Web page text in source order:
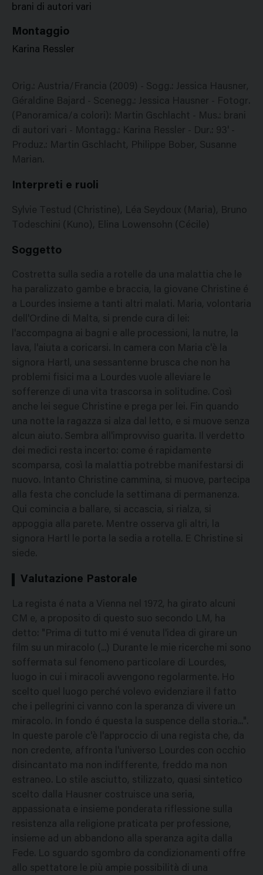
brani di autori vari
Montaggio
Karina Ressler
Orig.: Austria/Francia (2009) - Sogg.: Jessica Hausner,
Géraldine Bajard - Scenegg.: Jessica Hausner - Fotogr.
(Panoramica/a colori): Martin Gschlacht - Mus.: brani
di autori vari - Montagg.: Karina Ressler - Dur.: 93' -
Produz.: Martin Gschlacht, Philippe Bober, Susanne
Marian.
Interpreti e ruoli
Sylvie Testud (Christine), Léa Seydoux (Maria), Bruno
Todeschini (Kuno), Elina Lowensohn (Cécile)
Soggetto
Costretta sulla sedia a rotelle da una malattia che le
ha paralizzato gambe e braccia, la giovane Christine é
a Lourdes insieme a tanti altri malati. Maria, volontaria
dell'Ordine di Malta, si prende cura di lei:
l'accompagna ai bagni e alle processioni, la nutre, la
lava, l'aiuta a coricarsi. In camera con Maria c'è la
signora Hartl, una sessantenne brusca che non ha
problemi fisici ma a Lourdes vuole alleviare le
sofferenze di una vita trascorsa in solitudine. Così
anche lei segue Christine e prega per lei. Fin quando
una notte la ragazza si alza dal letto, e si muove senza
alcun aiuto. Sembra all'improvviso guarita. Il verdetto
dei medici resta incerto: come é rapidamente
scomparsa, così la malattia potrebbe manifestarsi di
nuovo. Intanto Christine cammina, si muove, partecipa
alla festa che conclude la settimana di permanenza.
Qui comincia a ballare, si accascia, si rialza, si
appoggia alla parete. Mentre osserva gli altri, la
signora Hartl le porta la sedia a rotella. E Christine si
siede.
Valutazione Pastorale
La regista é nata a Vienna nel 1972, ha girato alcuni
CM e, a proposito di questo suo secondo LM, ha
detto: "Prima di tutto mi é venuta l'idea di girare un
film su un miracolo (...) Durante le mie ricerche mi sono
soffermata sul fenomeno particolare di Lourdes,
luogo in cui i miracoli avvengono regolarmente. Ho
scelto quel luogo perché volevo evidenziare il fatto
che i pellegrini ci vanno con la speranza di vivere un
miracolo. In fondo é questa la suspence della storia...".
In queste parole c'è l'approccio di una regista che, da
non credente, affronta l'universo Lourdes con occhio
disincantato ma non indifferente, freddo ma non
estraneo. Lo stile asciutto, stilizzato, quasi sintetico
scelto dalla Hausner costruisce una seria,
appassionata e insieme ponderata riflessione sulla
resistenza alla religione praticata per professione,
insieme ad un abbandono alla speranza agita dalla
Fede. Lo sguardo sgombro da condizionamenti offre
allo spettatore le più ampie possibilità di una